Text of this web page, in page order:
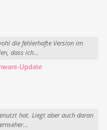
die fehlerhafte Version im
dass ich...
Update
hat. Liegt aber auch daran